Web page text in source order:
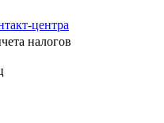
центра
налогов